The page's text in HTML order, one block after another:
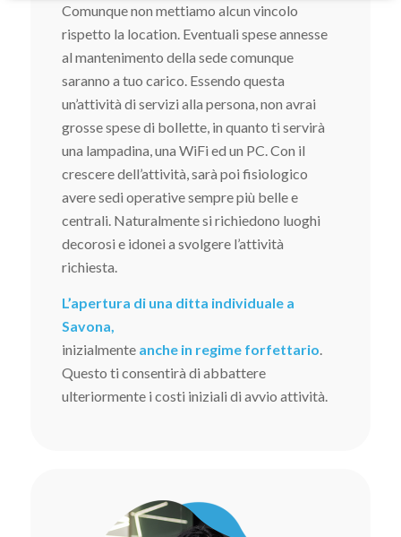
Comunque non mettiamo alcun vincolo
rispetto la location. Eventuali spese annesse
al mantenimento della sede comunque
saranno a tuo carico. Essendo questa
un’attività di servizi alla persona, non avrai
grosse spese di bollette, in quanto ti servirà
una lampadina, una WiFi ed un PC. Con il
crescere dell’attività, sarà poi fisiologico
avere sedi operative sempre più belle e
centrali. Naturalmente si richiedono luoghi
decorosi e idonei a svolgere l’attività
richiesta.
L’apertura di una ditta individuale a
Savona,
inizialmente anche in regime forfettario
Questo ti consentirà di abbattere
ulteriormente i costi iniziali di avvio attività.